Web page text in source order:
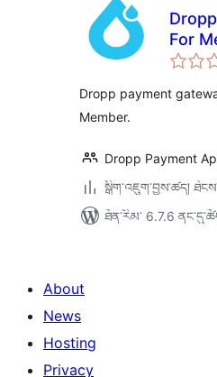
For
Dropp payment
Member.
Dropp Payment
སྒྲིག་འཇུག་བྱས་ཚད།
ཐོན་རིམ་ 6.7.6
About
News
Hosting
Privacy